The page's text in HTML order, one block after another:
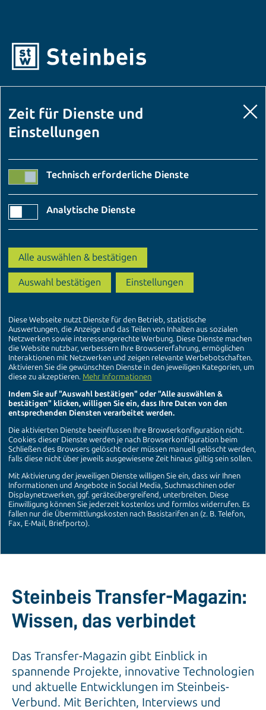
Steinbeis Transfer-Magazin:
Wissen, das verbindet
Das Transfer-Magazin gibt Einblick in
spannende Projekte, innovative Technologien
und aktuelle Entwicklungen im Steinbeis-
Verbund. Mit Berichten, Interviews und